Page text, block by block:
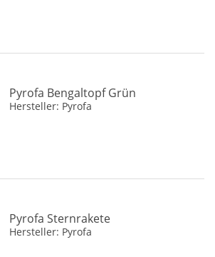
Pyrofa Bengaltopf Grün
Hersteller: Pyrofa
Pyrofa Sternrakete
Hersteller: Pyrofa